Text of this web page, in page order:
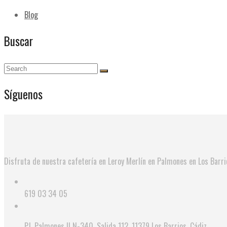
Blog
Buscar
Síguenos
Disfruta de nuestra cafetería en Leroy Merlín en Palmones en Los
619 03 34 05